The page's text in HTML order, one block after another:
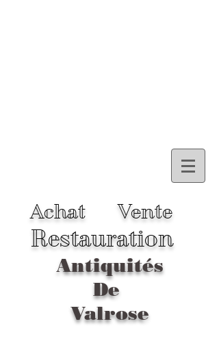
Achat Vente
Restauration
Antiquités
De
Valrose